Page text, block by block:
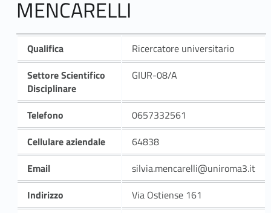
MENCARELLI
Qualifica
Ricercatore universitario
Settore Scientifico
Disciplinare
GIUR-08/A
Telefono
0657332561
Cellulare aziendale
64838
Email
silvia.mencarelli@uniroma3.it
Indirizzo
Via Ostiense 161